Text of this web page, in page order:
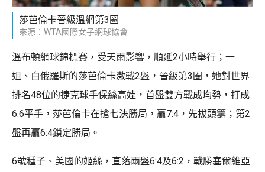
莎芭倫卡晉級溫網第3圈
來源：WTA國際女子網球協會
溫布頓網球錦標賽，受天雨影響，順延2小時舉行；一
姐、白俄羅斯的莎芭倫卡激戰2盤，晉級第3圈，她對世界
排名48位的捷克球手保絲高娃，首盤雙方戰成均勢，打成
6:6平手，莎芭倫卡在搶七決勝局，贏7:4，先拔頭籌；第2
盤再贏6:4鎖定勝局。
6號種子、美國的姬絲，直落兩盤6:4及6:2，戰勝塞爾維亞